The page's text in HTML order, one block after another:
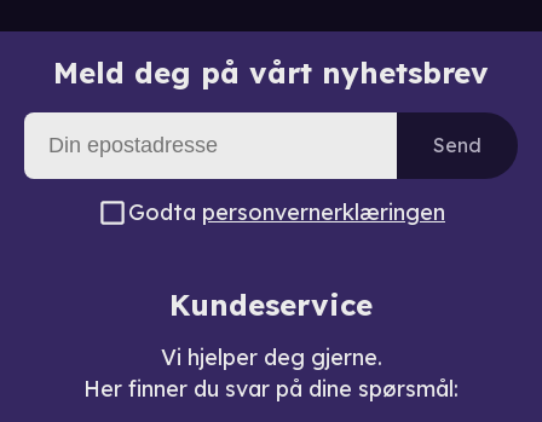
Meld deg på vårt nyhetsbrev
Send
Godta personvernerklæringen
Kundeservice
Vi hjelper deg gjerne.
Her finner du svar på dine spørsmål: